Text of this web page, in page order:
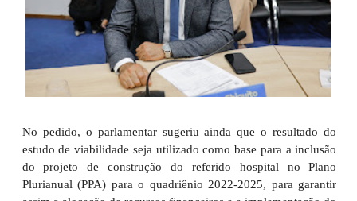
No pedido, o parlamentar sugeriu ainda que o resultado do
estudo de viabilidade seja utilizado como base para a inclusão
do projeto de construção do referido hospital no Plano
Plurianual (PPA) para o quadriênio 2022-2025, para garantir